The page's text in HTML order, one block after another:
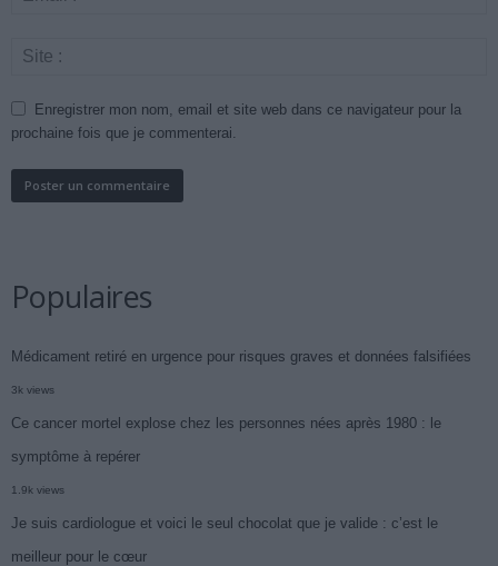
Enregistrer mon nom, email et site web dans ce navigateur pour la
prochaine fois que je commenterai.
Populaires
Médicament retiré en urgence pour risques graves et données falsifiées
3k views
Ce cancer mortel explose chez les personnes nées après 1980 : le
symptôme à repérer
1.9k views
Je suis cardiologue et voici le seul chocolat que je valide : c’est le
meilleur pour le cœur